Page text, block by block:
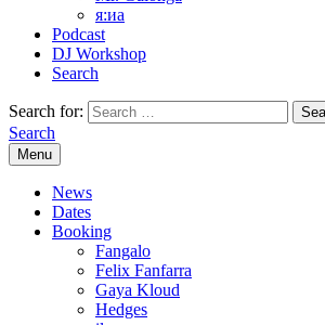
я:иа
Podcast
DJ Workshop
Search
Search for:
Search
Menu
News
Dates
Booking
Fangalo
Felix Fanfarra
Gaya Kloud
Hedges